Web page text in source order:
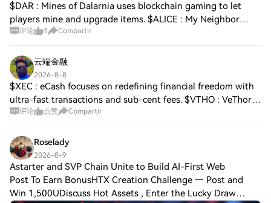
$DAR : Mines of Dalarnia uses blockchain gaming to let
players mine and upgrade items. $ALICE : My Neighbor
Alice brings casual social simulation and island ownership
评论 1 Compartir
云端金融
2026-8-8
$XEC : eCash focuses on redefining financial freedom with
ultra-fast transactions and sub-cent fees. $VTHO : VeThor
Token powers smart contract execution and transactions
评论 点赞 Compartir
Roselady
2026-8-9
Astarter and SVP Chain Unite to Build AI-First Web
Post To Earn BonusHTX Creation Challenge — Post and
Win 1,500UDiscuss Hot Assets , Enter the Lucky Draw